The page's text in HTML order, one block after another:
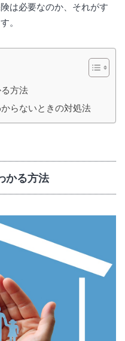
は必要なのか、それがす
。
方法
らないときの対処法
かる方法